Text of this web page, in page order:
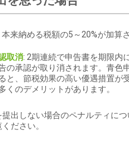
本来納める税額の5～20%が加算
取消: 2期連続で申告書を期限内
の承認が取り消されます。青色
と、節税効果の高い優遇措置が
くのデメリットがあります。
出しない場合のペナルティにつ
ださい。